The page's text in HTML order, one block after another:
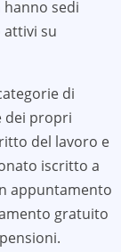
sedi
attivi su
di
dei propri
del lavoro e
iscritto a
appuntamento
gratuito